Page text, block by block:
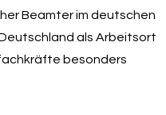
Beamter im deutschen
als Arbeitsort
besonders